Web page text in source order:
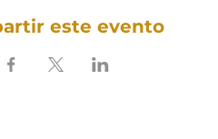
este evento